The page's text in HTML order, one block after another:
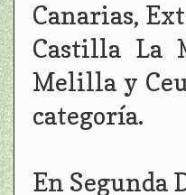
Canarias,
Castilla La
Melilla y
categoría.
En Segunda